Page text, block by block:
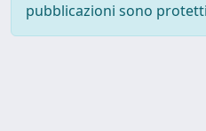
pubblicazioni sono